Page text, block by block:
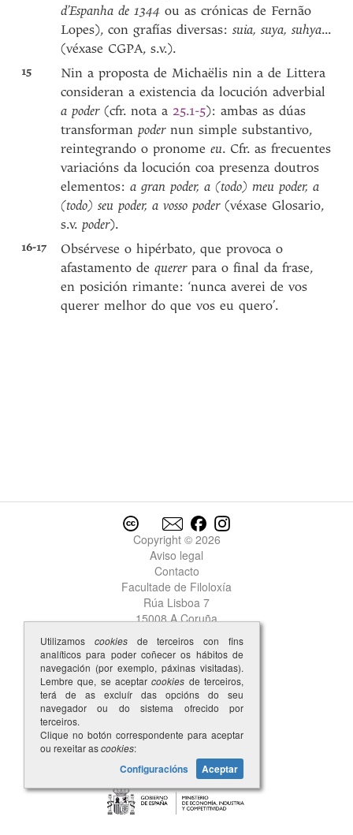
d’Espanha de 1344 ou as crónicas de Fernão
Lopes), con grafías diversas:suia, suya, suhya...
(véxase CGPA, s.v.).
15
Nin a proposta de Michaëlis nin a de Littera
consideran a existencia da locución adverbial
a poder(cfr. nota a 25.1-5): ambas as dúas
transformanpodernun simple substantivo,
reintegrando o pronomeeu. Cfr. as frecuentes
variacións da locución coa presenza doutros
elementos:a gran poder, a (todo) meu poder, a
(todo) seu poder, a vosso poder(véxase Glosario,
s.v.poder).
16-17
Obsérvese o hipérbato, que provoca o
afastamento dequererpara o final da frase,
en posición rimante: ‘nunca averei de vos
querer melhor do que vos eu quero’.
Copyright © 2026
Aviso legal
Contacto
Facultade de Filoloxía
Rúa Lisboa 7
15008 A Coruña
Utilizamos cookiesde terceiros con fins
analíticos para poder coñecer os hábitos de
navegación (por exemplo, páxinas visitadas).
Lembre que, se aceptarcookies de terceiros,
terá de as excluír das opcións do seu
navegador ou do sistema ofrecido por
terceiros.
Clique no botón correspondente para aceptar
ou rexeitar ascookies:
Configuracións Aceptar